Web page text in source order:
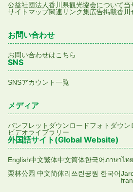
公益社団法人香川県観光協会について当
サイトマップ関連リンク集広告掲載香川
お問い合わせ
お問い合わせはこちら
SNS
SNSアカウント一覧
メディア
パンフレットダウンロードフォトダウン
ビデオライブラリー
外国語サイト(Global Website)
English中文繁体中文简体한국어ภาษาไทย
栗林公园 中文简体리쓰린공원 한국어